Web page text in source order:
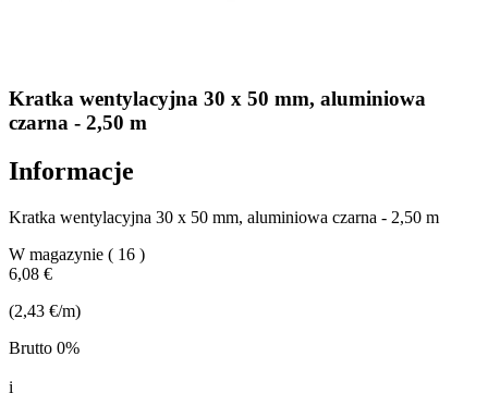
Kratka wentylacyjna 30 x 50 mm, aluminiowa
czarna - 2,50 m
Informacje
Kratka wentylacyjna 30 x 50 mm, aluminiowa czarna - 2,50 m
W magazynie ( 16 )
6,08 €
(2,43 €/m)
Brutto 0%
i